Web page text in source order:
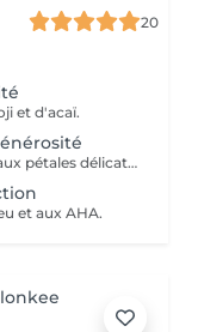
20
et d'acaï.
Soin visage apaisant à l'extrait de jasmin, aux pétales délicats et aux pré et probiotiques.
et aux AHA.